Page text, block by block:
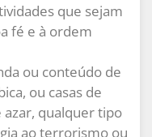
que sejam
fé e à ordem
ou conteúdo de
ou casas de
azar, qualquer tipo
ao terrorismo ou